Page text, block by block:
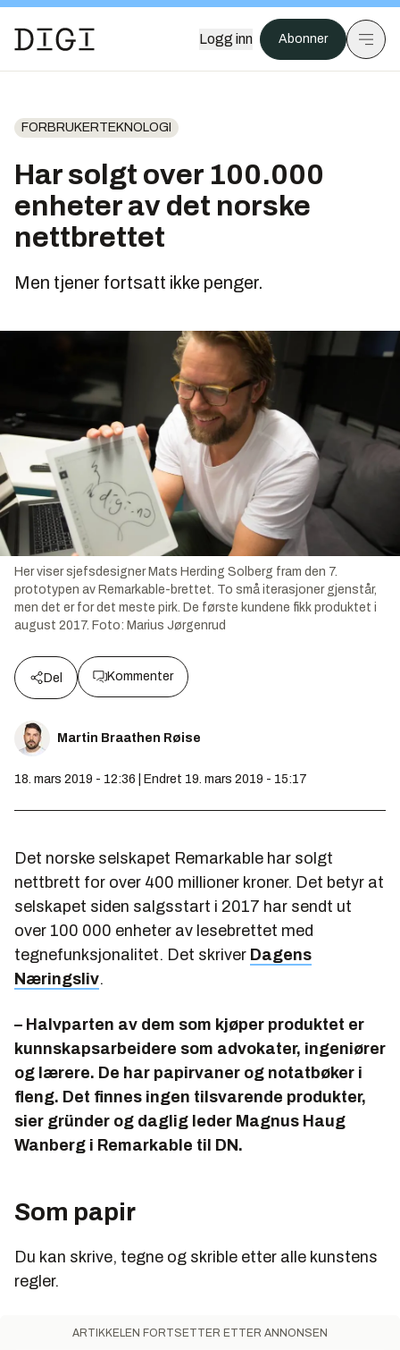
Logg inn Abonner
FORBRUKERTEKNOLOGI
Har solgt over 100.000
enheter av det norske
nettbrettet
Men tjener fortsatt ikke penger.
Her viser sjefsdesigner Mats Herding Solberg fram den 7.
prototypen av Remarkable-brettet. To små iterasjoner gjenstår,
men det er for det meste pirk. De første kundene fikk produktet i
august 2017. Foto: Marius Jørgenrud
Del Kommenter
Martin Braathen Røise
18. mars 2019 - 12:36 | Endret 19. mars 2019 - 15:17
Det norske selskapet Remarkable har solgt
nettbrett for over 400 millioner kroner. Det betyr at
selskapet siden salgsstart i 2017 har sendt ut
over 100 000 enheter av lesebrettet med
tegnefunksjonalitet. Det skriver Dagens
Næringsliv.
– Halvparten av dem som kjøper produktet er
kunnskapsarbeidere som advokater, ingeniører
og lærere. De har papirvaner og notatbøker i
fleng. Det finnes ingen tilsvarende produkter,
sier gründer og daglig leder Magnus Haug
Wanberg i Remarkable til DN.
Som papir
Du kan skrive, tegne og skrible etter alle kunstens
regler.
ARTIKKELEN FORTSETTER ETTER ANNONSEN